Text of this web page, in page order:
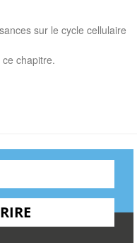
sur le cycle cellulaire
chapitre.